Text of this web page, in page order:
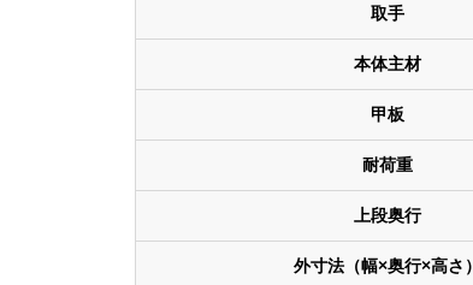
取手
本体主材
甲板
耐荷重
上段奥行
外寸法（幅×奥行×高さ）